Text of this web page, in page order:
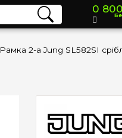
0 800
Рамка 2-а Jung SL582SI